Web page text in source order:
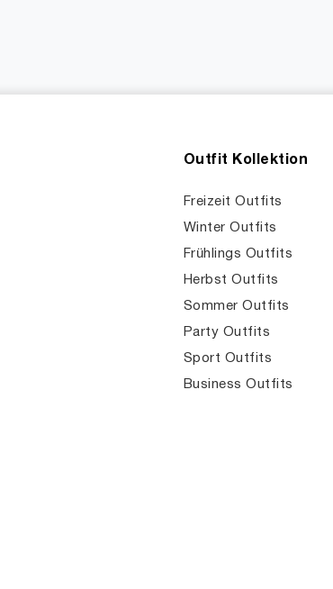
Outfit Kollektion
Freizeit Outfits
Winter Outfits
Frühlings Outfits
Herbst Outfits
Sommer Outfits
Party Outfits
Sport Outfits
Business Outfits